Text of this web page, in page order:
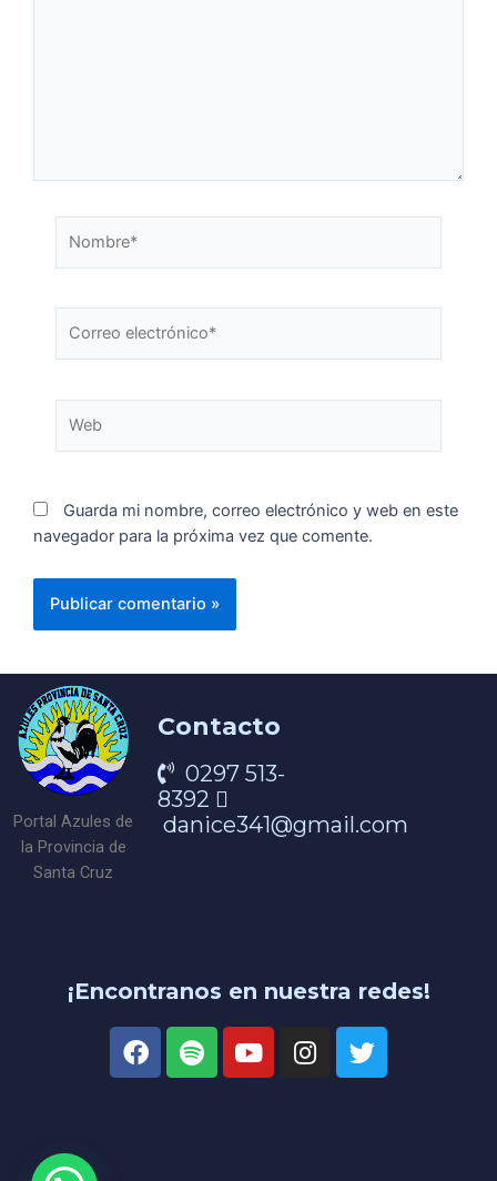
Guarda mi nombre, correo electrónico y web en este
navegador para la próxima vez que comente.
Portal Azules de
la Provincia de
Santa Cruz
Contacto
0297 513-
8392
danice341@gmail.com
¡Encontranos en nuestra redes!